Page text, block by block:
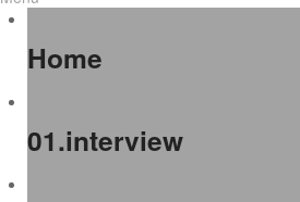
Home
01.interview